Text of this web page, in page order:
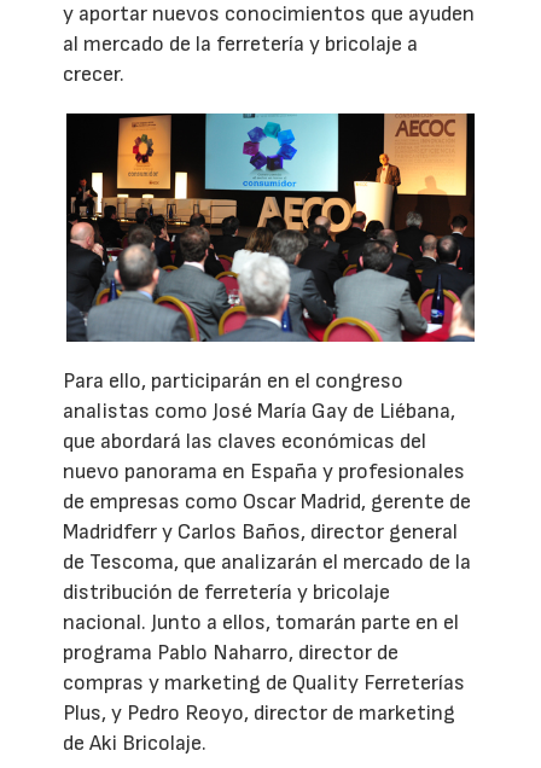
y aportar nuevos conocimientos que ayuden
al mercado de la ferretería y bricolaje a
crecer.
Para ello, participarán en el congreso
analistas como José María Gay de Liébana,
que abordará las claves económicas del
nuevo panorama en España y profesionales
de empresas como Oscar Madrid, gerente de
Madridferr y Carlos Baños, director general
de Tescoma, que analizarán el mercado de la
distribución de ferretería y bricolaje
nacional. Junto a ellos, tomarán parte en el
programa Pablo Naharro, director de
compras y marketing de Quality Ferreterías
Plus, y Pedro Reoyo, director de marketing
de Aki Bricolaje.